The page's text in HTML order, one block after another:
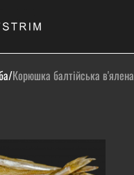
/Корюшка балтійська в'ялена